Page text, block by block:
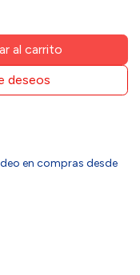
al carrito
deseos
en compras desde